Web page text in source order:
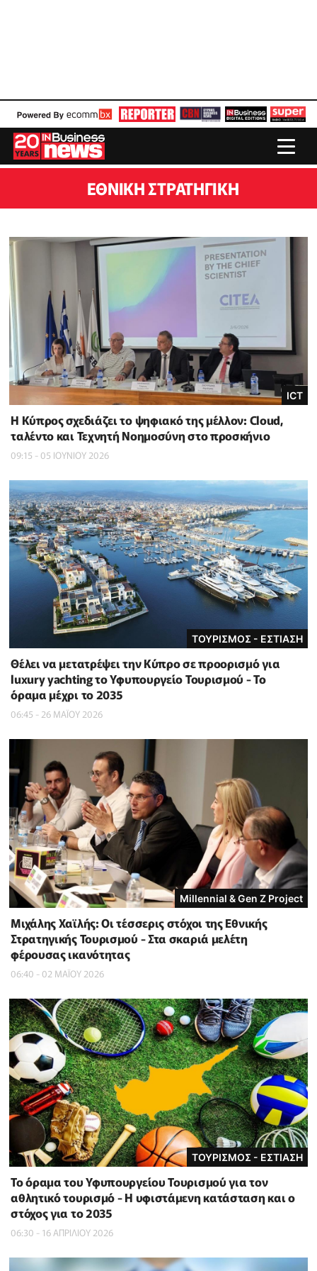
ΕΘΝΙΚΉ ΣΤΡΑΤΗΓΙΚΉ
ICT
Η Κύπρος σχεδιάζει το ψηφιακό της μέλλον: Cloud,
ταλέντο και Τεχνητή Νοημοσύνη στο προσκήνιο
09:15 - 05 ΙΟΥΝΙΟΥ 2026
ΤΟΥΡΙΣΜΟΣ - ΕΣΤΙΑΣΗ
Θέλει να μετατρέψει την Κύπρο σε προορισμό για
luxury yachting το Υφυπουργείο Τουρισμού - Το
όραμα μέχρι το 2035
06:45 - 26 ΜΑΪ́ΟΥ 2026
Millennial & Gen Z Project
Μιχάλης Χαϊλής: Οι τέσσερις στόχοι της Εθνικής
Στρατηγικής Τουρισμού - Στα σκαριά μελέτη
φέρουσας ικανότητας
06:40 - 02 ΜΑΪ́ΟΥ 2026
ΤΟΥΡΙΣΜΟΣ - ΕΣΤΙΑΣΗ
Το όραμα του Υφυπουργείου Τουρισμού για τον
αθλητικό τουρισμό - Η υφιστάμενη κατάσταση και ο
στόχος για το 2035
06:30 - 16 ΑΠΡΙΛΙΟΥ 2026